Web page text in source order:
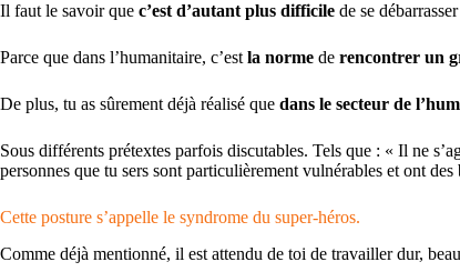
Il faut le savoir que c’est d’autant plus difficile de se
Parce que dans l’humanitaire, c’est la norme de rencontrer un
De plus, tu as sûrement déjà réalisé que dans le secteur de
Sous différents prétextes parfois discutables. Tels que : « Il ne
personnes que tu sers sont particulièrement vulnérables et ont
Cette posture s’appelle le syndrome du super-héros.
Comme déjà mentionné, il est attendu de toi de travailler dur,